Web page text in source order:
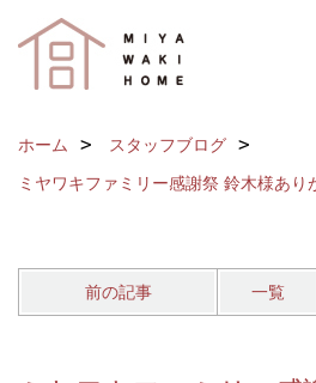
ホーム
スタッフブログ
ミヤワキファミリー感謝祭 鈴木様あり
前の記事 一覧